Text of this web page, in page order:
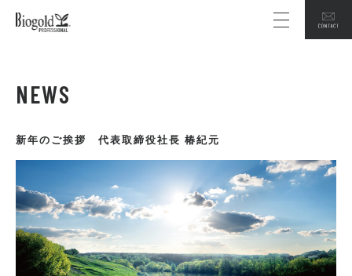
NEWS
新年のご挨拶 代表取締役社長 椿紀元